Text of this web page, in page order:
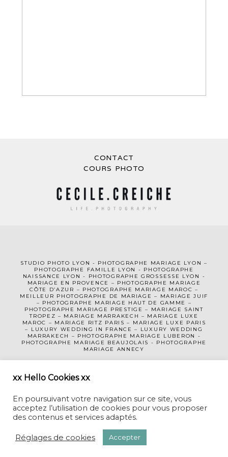
CONTACT
COURS PHOTO
STUDIO PHOTO LYON - PHOTOGRAPHE MA RIAGE LYON –
PHOTOGRAPHE FAMILLE LYON
- PHOTOGRAPHE
NAISSANCE LYON - PHOTOGRAPHE GROSSESSE LYON
-
MARIAGE EN PROVENCE
– PHOTOGRAPHE MARIAGE
CÔTE D’AZUR – PHOTOGRAPHE MARIAGE MAROC –
MEILLEUR PHOTOGRAPHE DE MARIAGE – MARIAGE JUIF
– PHOTOGRAPHE MARIAGE HAUT DE GAMME
–
PHOTOGRAPHE MARIAGE PRESTIGE – MARIAGE SAINT
TROPEZ – MARIAGE MARRAKECH – MARIAGE LUXE
MAROC
– MARIAGE RITZ PARIS – MARIAGE LUXE PARIS
– LUXURY WEDDING IN FRANCE – LUXURY WEDDING
MARRAKECH – PHOTOGRAPHE MARIAGE LUBERON -
PHOTOGRAPHE MARIAGE BEAUJOLAIS - PHOTOGRAPHE
MARIAGE ANNECY
CECILE CREICHE • PHOTOGRAPHE MARIAGE LYON-GENEVE-MAROC
• RÉALISÉ AVEC DU CAFÉ PARAGNES COLOMBO
xx Hello Cookies xx
En poursuivant votre navigation sur ce site, vous
acceptez l’utilisation de cookies pour vous proposer
des contenus et services adaptés.
Réglages de cookies Accepter